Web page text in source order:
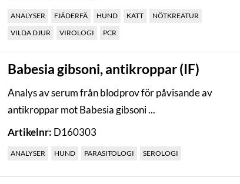
ANALYSER FJÄDERFÄ HUND KATT
NÖTKREATUR
VILDA DJUR
VIROLOGI PCR
Babesia gibsoni, antikroppar (IF)
Analys av serum från blodprov för påvisande av
antikroppar mot Babesia gibsoni ...
Artikelnr: D160303
ANALYSER HUND PARASITOLOGI SEROLOGI